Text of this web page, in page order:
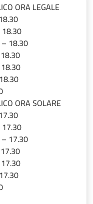
ORA LEGALE
18.30
ORA SOLARE
17.30